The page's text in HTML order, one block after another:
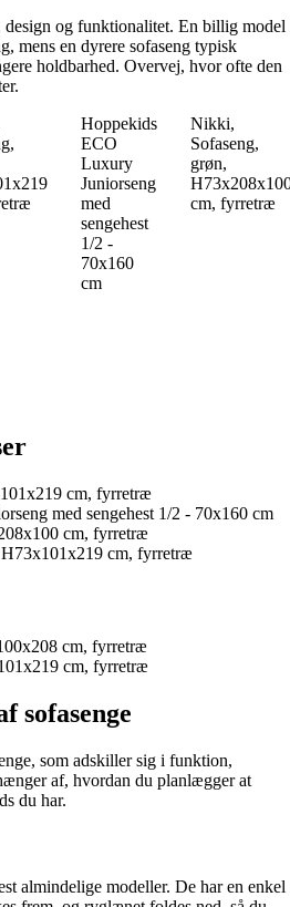
design og funktionalitet. En billig model
mens en dyrere sofaseng typisk
holdbarhed. Overvej, hvor ofte den
Hoppekids
ECO
Luxury
Juniorseng
med
sengehest
1/2 -
70x160
cm
Nikki,
Sofaseng,
grøn,
cm, fyrretræ
cm, fyrretræ
med sengehest 1/2 - 70x160 cm
cm, fyrretræ
cm, fyrretræ
cm, fyrretræ
cm, fyrretræ
sofasenge
som adskiller sig i funktion,
af, hvordan du planlægger at
du har.
almindelige modeller. De har en enkel